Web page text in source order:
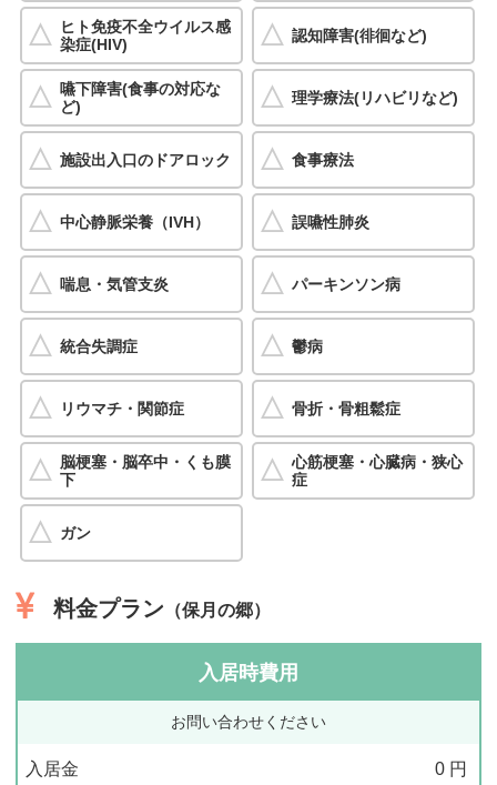
ヒト免疫不全ウイルス感
染症(HIV)
認知障害(徘徊など)
嚥下障害(食事の対応な
ど)
理学療法(リハビリなど)
施設出入口のドアロック 食事療法
中心静脈栄養（IVH） 誤嚥性肺炎
喘息・気管支炎 パーキンソン病
統合失調症 鬱病
リウマチ・関節症 骨折・骨粗鬆症
脳梗塞・脳卒中・くも膜
下
心筋梗塞・心臓病・狭心
症
ガン
料金プラン （保月の郷）
入居時費用
お問い合わせください
入居金 0 円